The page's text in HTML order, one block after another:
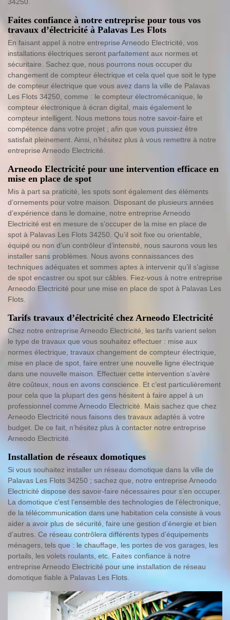
Faites confiance à notre entreprise pour tous vos
travaux d’électricité à Palavas Les Flots
En faisant appel à notre entreprise Arneodo Electricité, vos
installations électriques seront parfaitement aux normes et
sécuritaire. Sachez que, nous pourrons nous occuper du
changement de compteur électrique et cela quel que soit le type
de compteur électrique que vous avez dans la ville de Palavas
Les Flots 34250, comme : le compteur électromécanique, le
compteur électronique à écran digital, mais également le
compteur intelligent. Nous mettons tous notre savoir-faire et
compétence dans votre projet ; afin que vous puissiez être
satisfait pleinement. Ainsi, n’hésitez plus à vous remettre à notre
entreprise Arneodo Electricité.
Arneodo Electricité pour une intervention efficace en
mise en place de spot
Mis à part sa praticité, les spots sont également des éléments
d’ornements pour votre maison. Disposant de plusieurs années
d’expérience dans le domaine, notre entreprise Arneodo
Electricité est en mesure de s’occuper de la mise en place de
spot à Palavas Les Flots 34250. Qu’il soit fixe ou orientable,
équipé ou non d’un contrôleur d’intensité, nous saurons vous les
installer sans problèmes. Nous avons connaissances des
techniques adéquates et sommes aptes à intervenir qu’il s’agisse
de spot encastrer ou spot sur câbles. Fiez-vous à notre entreprise
Arneodo Electricité pour une mise en place de spot à Palavas Les
Flots.
Tarifs travaux d’électricité chez Arneodo Electricité
Chez notre entreprise Arneodo Electricité, les tarifs varient selon
le type de travaux que vous souhaitez effectuer : mise aux
normes électrique, travaux changement de compteur électrique,
mise en place de spot, faire entrer une nouvelle ligne électrique
dans une nouvelle maison. Effectuer cette intervention s’avère
être coûteux, nous en avons conscience. Et c’est particulièrement
pour cela que la plupart des gens hésitent à faire appel à un
professionnel comme Arneodo Electricité. Mais sachez que chez
Arneodo Electricité nous faisons des travaux adaptés à votre
budget. De ce fait, n’hésitez plus à contacter notre entreprise
Arneodo Electricité.
Installation de réseaux domotiques
Si vous souhaitez installer un réseau domotique dans la ville de
Palavas Les Flots 34250 ; sachez que, notre entreprise Arneodo
Electricité dispose des savoir-faire nécessaires pour s’en occuper.
La domotique c’est l’ensemble des technologies de l’électronique,
de la télécommunication dans une habitation cela consiste à vous
aider a avoir plus de sécurité, faire une gestion d’énergie et bien
d’autres. Ce réseau contrôlera différents types d’équipements
ménagers, tels que : le chauffage, les portes de vos garages, les
portails, les volets roulants, etc. Faites confiance à notre
entreprise Arneodo Electricité pour une installation de réseau
domotique fiable à Palavas Les Flots.